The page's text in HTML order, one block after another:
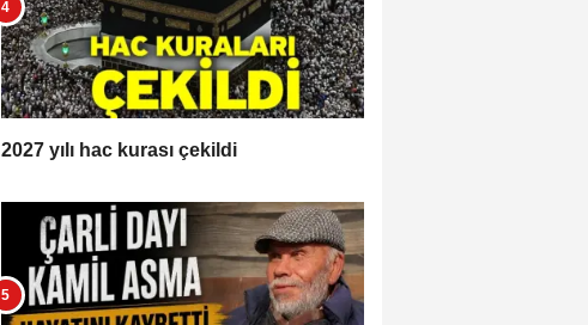
2027 yılı hac kurası çekildi